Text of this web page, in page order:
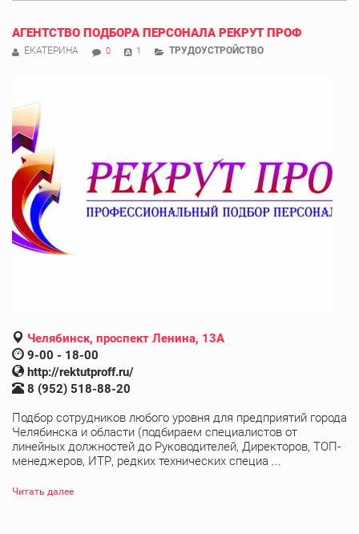
АГЕНТСТВО ПОДБОРА ПЕРСОНАЛА РЕКРУТ ПРОФ
ЕКАТЕРИНА 0 1 ТРУДОУСТРОЙСТВО
Челябинск, проспект Ленина, 13А
9-00 - 18-00
http://rektutproff.ru/
8 (952) 518-88-20
Подбор сотрудников любого уровня для предприятий города
Челябинска и области (подбираем специалистов от
линейных должностей до Руководителей, Директоров, ТОП-
менеджеров, ИТР, редких технических специа ...
Читать далее